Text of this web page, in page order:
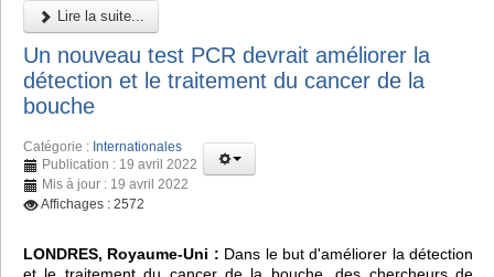
Lire la suite...
Un nouveau test PCR devrait améliorer la
détection et le traitement du cancer de la
bouche
Catégorie : Internationales
Publication : 19 avril 2022
Mis à jour : 19 avril 2022
Affichages : 2572
LONDRES, Royaume-Uni : Dans le but d'améliorer la détection